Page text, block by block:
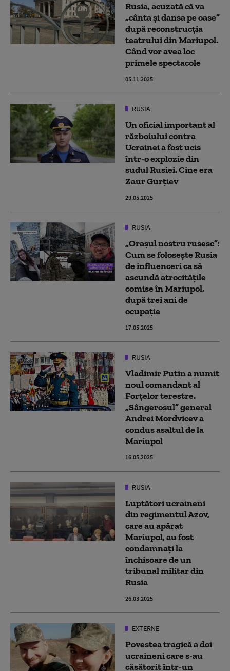
Rusia, acuzată că va
„cânta și dansa pe oase”
după reconstrucția
teatrului din Mariupol.
Când vor avea loc
primele spectacole
05.11.2025
RUSIA
Un oficial important al
războiului contra
Ucrainei a fost ucis
într-o explozie din
sudul Rusiei. Cine era
Zaur Gurțiev
29.05.2025
RUSIA
„Orașul nostru rusesc”:
Cum se folosește Rusia
de influenceri ca să
ascundă atrocitățile
comise în Mariupol,
după trei ani de
ocupație
17.05.2025
RUSIA
Vladimir Putin a numit
noul comandant al
Forțelor terestre.
„Sângerosul” general
Andrei Mordvicev a
condus asaltul de la
Mariupol
16.05.2025
RUSIA
Luptători ucraineni
din regimentul Azov,
care au apărat
Mariupol, au fost
condamnați la
închisoare de un
tribunal militar din
Rusia
26.03.2025
EXTERNE
Povestea tragică a doi
ucraineni care s-au
căsătorit într-un